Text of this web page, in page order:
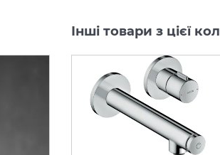
Інші товари з цієї